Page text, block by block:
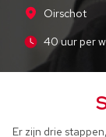
Oirschot
40 uur per
Er zijn drie